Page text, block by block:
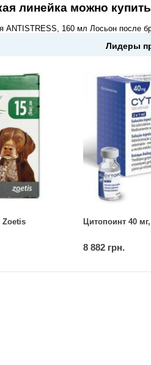
линейкаможно
ANTISTRESS, 160 мл Лосьон после
Лидеры
Zoetis Цитопоинт 40
8 882 грн.